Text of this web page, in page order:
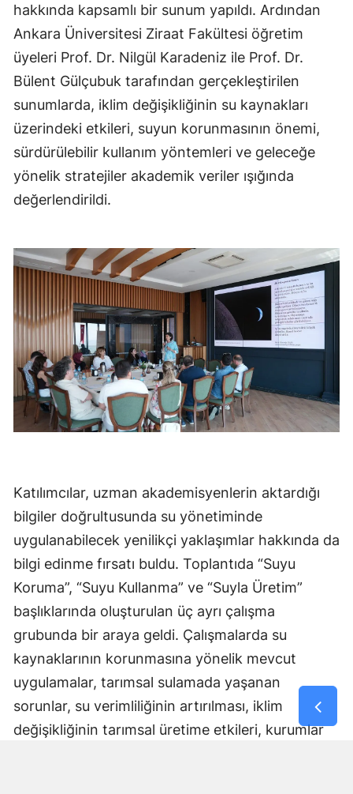
hakkında kapsamlı bir sunum yapıldı. Ardından
Ankara Üniversitesi Ziraat Fakültesi öğretim
üyeleri Prof. Dr. Nilgül Karadeniz ile Prof. Dr.
Bülent Gülçubuk tarafından gerçekleştirilen
sunumlarda, iklim değişikliğinin su kaynakları
üzerindeki etkileri, suyun korunmasının önemi,
sürdürülebilir kullanım yöntemleri ve geleceğe
yönelik stratejiler akademik veriler ışığında
değerlendirildi.
Katılımcılar, uzman akademisyenlerin aktardığı
bilgiler doğrultusunda su yönetiminde
uygulanabilecek yenilikçi yaklaşımlar hakkında da
bilgi edinme fırsatı buldu. Toplantıda “Suyu
Koruma”, “Suyu Kullanma” ve “Suyla Üretim”
başlıklarında oluşturulan üç ayrı çalışma
grubunda bir araya geldi. Çalışmalarda su
kaynaklarının korunmasına yönelik mevcut
uygulamalar, tarımsal sulamada yaşanan
sorunlar, su verimliliğinin artırılması, iklim
değişikliğinin tarımsal üretime etkileri, kurumlar